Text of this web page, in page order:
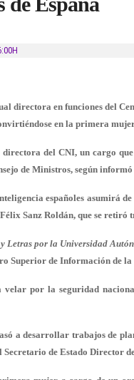
directora en funciones del
en la primera
del CNI, un cargo
de Ministros, según
españoles asumirá
Sanz Roldán, que se
Letras por la Universidad
Superior de Información de la
por la seguridad
a desarrollar trabajos de
de Estado Director